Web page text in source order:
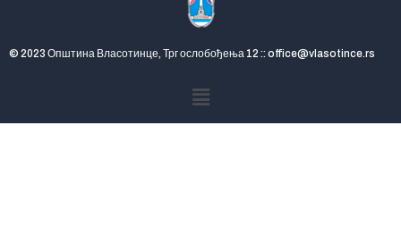
© 2023 Општина Власотинце, Трг ослобођења 12 :: office@vlasotince.rs